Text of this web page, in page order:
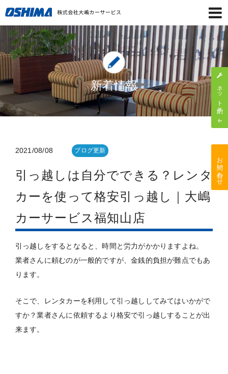
新着情報
2021/08/08 ブログ更新
引っ越しは自分でできる？レンタ
カーを使って格安引っ越し｜大嶋
カーサービス福知山店
引っ越しをするとなると、時間と労力がかかりますよね。
業者さんに頼むのが一般的ですが、金銭的負担が難点でもあ
ります。
そこで、レンタカーを利用して引っ越ししてみてはいかがで
すか？業者さんに依頼するより格安で引っ越しすることが出
来ます。
ネット予約
お問い合わせ